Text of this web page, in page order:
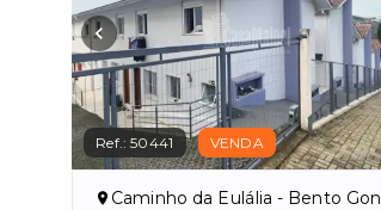
Ref.:50441 VENDA
Caminho da Eulália - Bento Gonçalves/RS